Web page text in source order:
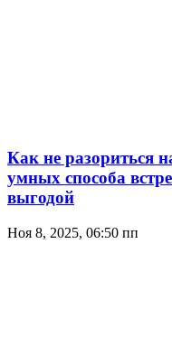
Как не разориться
умных способа
выгодой
Ноя 8, 2025, 06:50 пп